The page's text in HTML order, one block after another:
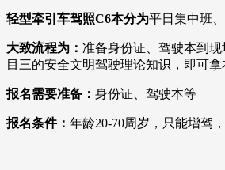
轻型牵引车驾照C6本分为平日集中班
大致流程为： 准备身份证、驾驶本到
目三的安全文明驾驶理论知识，即可拿
报名需要准备： 身份证、驾驶本等
报名条件： 年龄20-70周岁，只能增驾